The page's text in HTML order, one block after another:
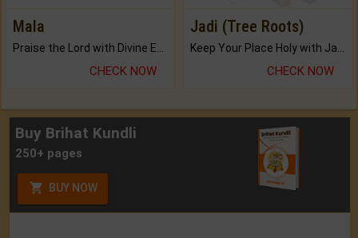
Mala
CHECK NOW
Jadi (Tree Roots)
CHECK NOW
Buy Brihat Kundli
250+ pages
BUY NOW